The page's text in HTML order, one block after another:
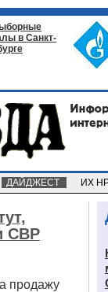
в Санкт-
ДАЙДЖЕСТ ИХ
СВР
продажу